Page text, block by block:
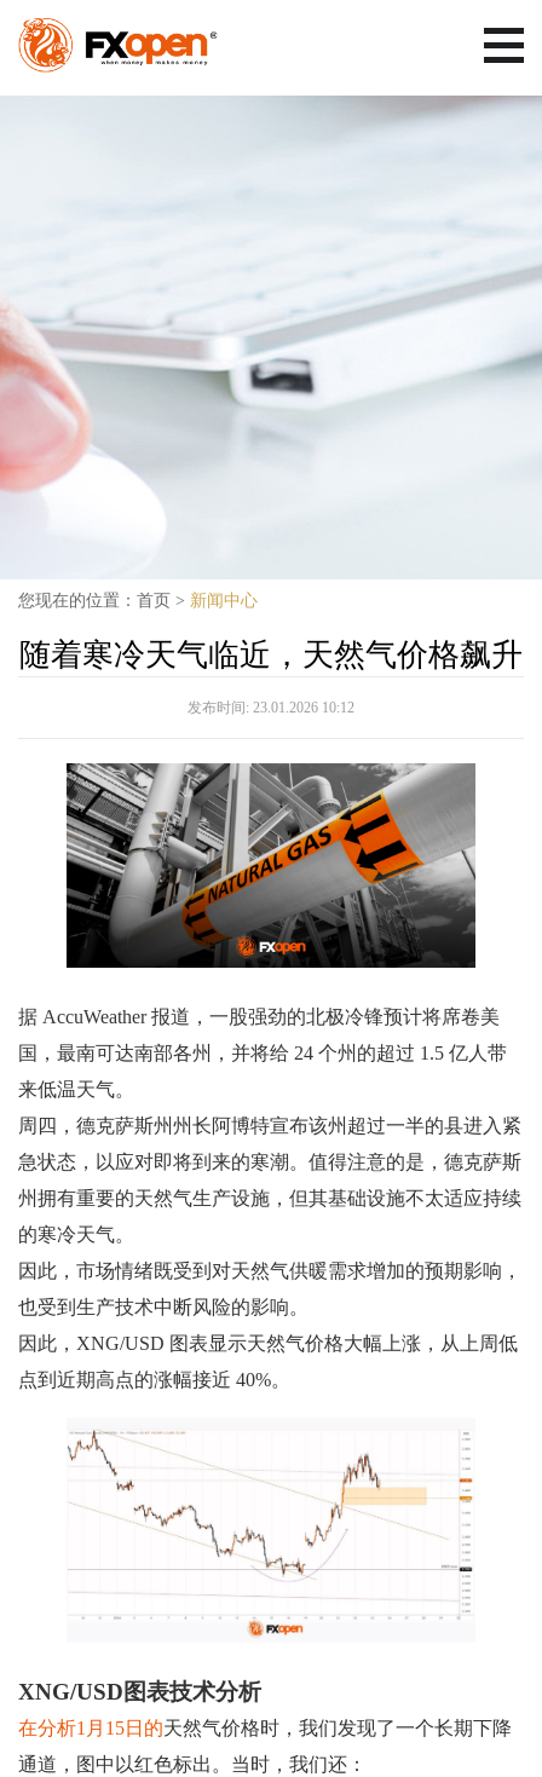
您现在的位置： 首页 > 新闻中心
随着寒冷天气临近，天然气价格飙升
发布时间: 23.01.2026 10:12
据 AccuWeather 报道，一股强劲的北极冷锋预计将席卷美
国，最南可达南部各州，并将给 24 个州的超过 1.5 亿人带
来低温天气。
周四，德克萨斯州州长阿博特宣布该州超过一半的县进入紧
急状态，以应对即将到来的寒潮。值得注意的是，德克萨斯
州拥有重要的天然气生产设施，但其基础设施不太适应持续
的寒冷天气。
因此，市场情绪既受到对天然气供暖需求增加的预期影响，
也受到生产技术中断风险的影响。
因此，XNG/USD 图表显示天然气价格大幅上涨，从上周低
点到近期高点的涨幅接近 40%。
XNG/USD图表技术分析
在分析1月15日的天然气价格时，我们发现了一个长期下降
通道，图中以红色标出。当时，我们还：